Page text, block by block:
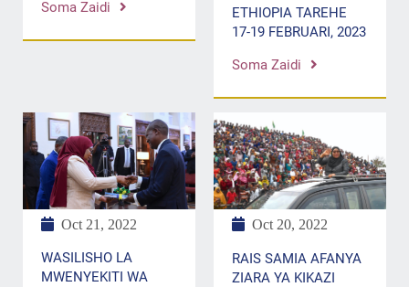
Soma Zaidi
ETHIOPIA TAREHE
17-19 FEBRUARI, 2023
Soma Zaidi
Oct 21, 2022
WASILISHO LA
MWENYEKITI WA
Oct 20, 2022
RAIS SAMIA AFANYA
ZIARA YA KIKAZI